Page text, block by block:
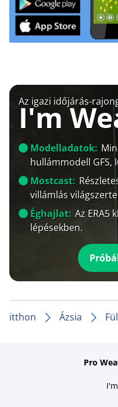
Az igazi időjárás-
I'm
Modelladatok:
hullámmodell GFS,
Mostcast:
villámlás
Éghajlat: Az ERA5
lépésekben.
itthon Ázsia
Pro